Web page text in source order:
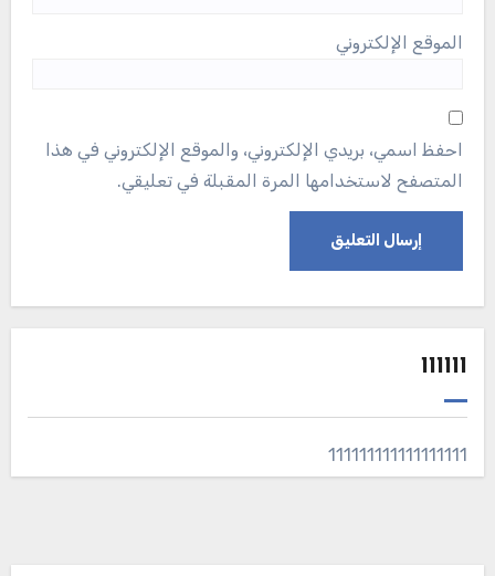
الموقع الإلكتروني
احفظ اسمي، بريدي الإلكتروني، والموقع الإلكتروني في هذا
المتصفح لاستخدامها المرة المقبلة في تعليقي.
111111
111111111111111111